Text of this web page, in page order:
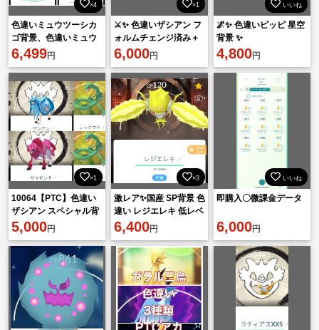
×4
色違いミュウツーシカ
ゴ背景、色違いミュウ
ツー東京背景
6,499円
×1
⚔️✨ 色違いザシアン フ
ォルムチェンジ済み＋
墨背景 ✨
6,000円
いいね
🌌✨ 色違いピッピ 星空
背景 ✨
4,800円
×1
10064【PTC】色違い
ザシアン スペシャル背
景、色違いザマゼンタ
スペシャル背景 他
5,000円
×3
激レア✨国産 SP背景 色
違い レジエレキ 低レベ
🔥
6,400円
いいね
即購入〇微課金データ
6,000円